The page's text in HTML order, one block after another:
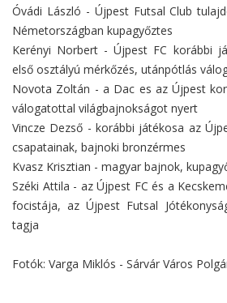
Óvádi László - Újpest Futsal Club
Németországban kupagyőztes
Kerényi Norbert - Újpest FC korábbi
első osztályú mérkőzés, utánpótlás
Novota Zoltán - a Dac es az Újpest
válogatottal világbajnokságot nyert
Vincze Dezső - korábbi játékosa az
csapatainak, bajnoki bronzérmes
Kvasz Krisztian - magyar bajnok,
Széki Attila - az Újpest FC és a
focistája, az Újpest Futsal
tagja
Fotók: Varga Miklós - Sárvár Város